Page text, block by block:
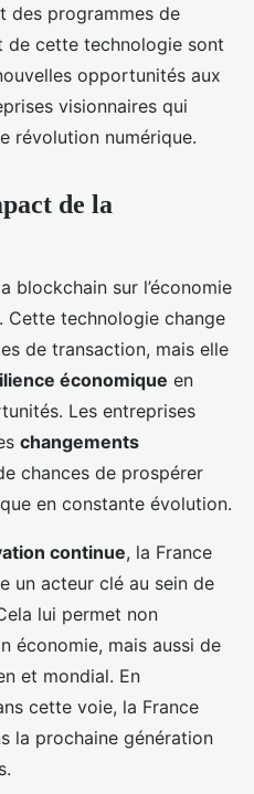
des programmes de
de cette technologie sont
opportunités aux
visionnaires qui
révolution numérique.
de la
blockchain sur l’économie
Cette technologie change
de transaction, mais elle
économique en
Les entreprises
changements
chances de prospérer
en constante évolution.
continue, la France
un acteur clé au sein de
lui permet non
économie, mais aussi de
et mondial. En
cette voie, la France
la prochaine génération